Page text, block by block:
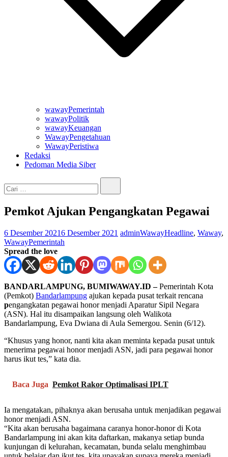
wawayPemerintah
wawayPolitik
wawayKeuangan
WawayPengetahuan
WawayPeristiwa
Redaksi
Pedoman Media Siber
Pemkot Ajukan Pengangkatan Pegawai
6 Desember 20216 Desember 2021 adminWawayHeadline, Waway,
WawayPemerintah
Spread the love
BANDARLAMPUNG, BUMIWAWAY.ID –Pemerintah Kota
(Pemkot) Bandarlampung ajukan kepada pusat terkait rencana
pengangkatan pegawai honor menjadi Aparatur Sipil Negara
(ASN). Hal itu disampaikan langsung oleh Walikota
Bandarlampung, Eva Dwiana di Aula Semergou. Senin (6/12).
“Khusus yang honor, nanti kita akan meminta kepada pusat untuk
menerima pegawai honor menjadi ASN, jadi para pegawai honor
harus ikut tes,” kata dia.
Baca Juga Pemkot Rakor Optimalisasi IPLT
Ia mengatakan, pihaknya akan berusaha untuk menjadikan pegawai
honor menjadi ASN.
“Kita akan berusaha bagaimana caranya honor-honor di Kota
Bandarlampung ini akan kita daftarkan, makanya setiap bunda
kunjungan di kelurahan, kecamatan, bunda selalu menghimbau